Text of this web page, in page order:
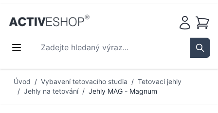
Zadejte hledaný výraz...
Košík
Úvod / Vybavení tetovacího studia / Tetovací jehly
/ Jehly na tetování / Jehly MAG - Magnum